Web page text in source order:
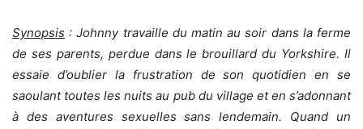
Synopsis : Johnny travaille du matin au soir dans la ferme
de ses parents, perdue dans le brouillard du Yorkshire. Il
essaie d’oublier la frustration de son quotidien en se
saoulant toutes les nuits au pub du village et en s’adonnant
à des aventures sexuelles sans lendemain. Quand un